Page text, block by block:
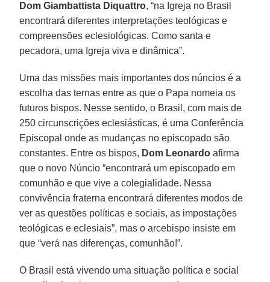
Dom Giambattista Diquattro, “na Igreja no Brasil
encontrará diferentes interpretações teológicas e
compreensões eclesiológicas. Como santa e
pecadora, uma Igreja viva e dinâmica”.
Uma das missões mais importantes dos núncios é a
escolha das ternas entre as que o Papa nomeia os
futuros bispos. Nesse sentido, o Brasil, com mais de
250 circunscrições eclesiásticas, é uma Conferência
Episcopal onde as mudanças no episcopado são
constantes. Entre os bispos, Dom Leonardo afirma
que o novo Núncio “encontrará um episcopado em
comunhão e que vive a colegialidade. Nessa
convivência fraterna encontrará diferentes modos de
ver as questões políticas e sociais, as impostações
teológicas e eclesiais”, mas o arcebispo insiste em
que “verá nas diferenças, comunhão!”.
O Brasil está vivendo uma situação política e social